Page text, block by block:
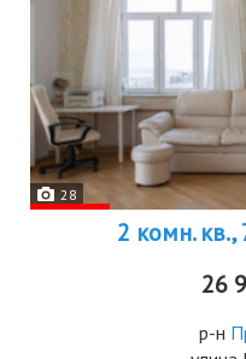
28
2 комн.
26
р-н